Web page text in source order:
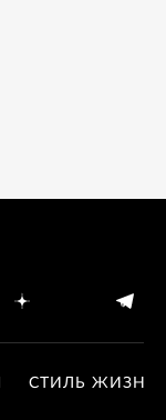
СТИЛЬ ЖИЗНИ